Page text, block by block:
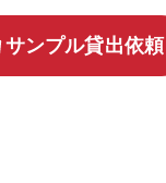
サンプル貸出依頼